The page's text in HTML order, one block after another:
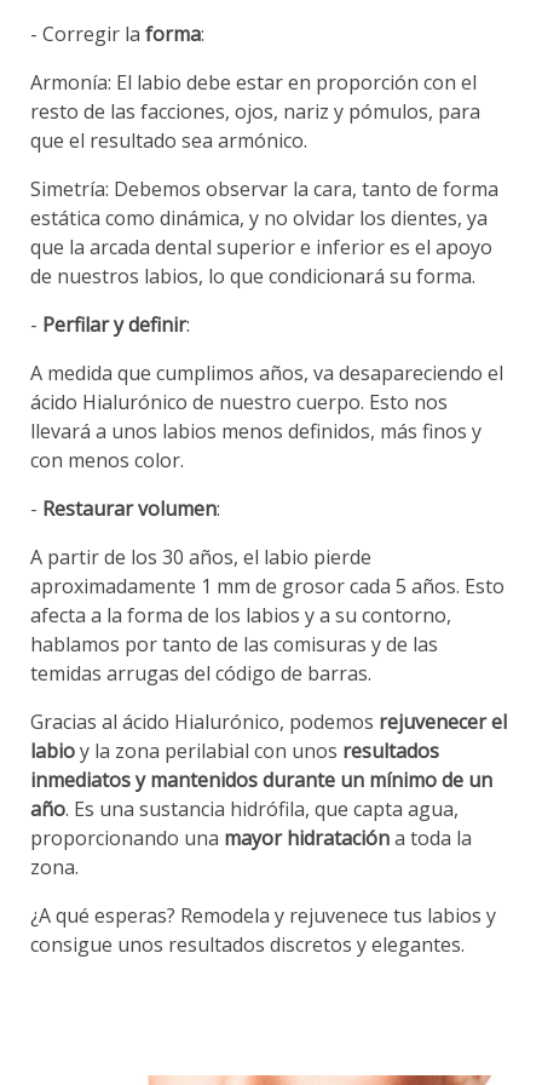
- Corregir laforma:
Armonía: El labio debe estar en proporción con el
resto de las facciones, ojos, nariz y pómulos, para
que el resultado sea armónico.
Simetría: Debemos observar la cara, tanto de forma
estática como dinámica, y no olvidar los dientes, ya
que la arcada dental superior e inferior es el apoyo
de nuestros labios, lo que condicionará su forma.
- Perfilar y definir:
A medida que cumplimos años, va desapareciendo el
ácido Hialurónico de nuestro cuerpo. Esto nos
llevará a unos labios menos definidos, más finos y
con menos color.
- Restaurar volumen:
A partir de los 30 años, el labio pierde
aproximadamente 1 mm de grosor cada 5 años. Esto
afecta a la forma de los labios y a su contorno,
hablamos por tanto de las comisuras y de las
temidas arrugas del código de barras.
Gracias al ácido Hialurónico, podemos rejuvenecer el
labioy la zona perilabial con unos resultados
inmediatos y mantenidos durante un mínimo de un
año. Es una sustancia hidrófila, que capta agua,
proporcionando una mayor hidratacióna toda la
zona.
¿A qué esperas? Remodela y rejuvenece tus labios y
consigue unos resultados discretos y elegantes.